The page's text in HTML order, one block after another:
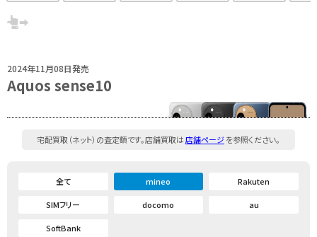
2024年11月08日発売
Aquos sense10
宅配買取（ネット）の査定額です。店舗買取は店舗ページを参照ください。
全て mineo Rakuten
SIMフリー docomo au
SoftBank